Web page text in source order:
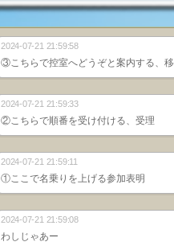
2024-07-21 21:59:58
③こちらで控室へどうぞと案内する、
2024-07-21 21:59:33
②こちらで順番を受け付ける、受理
2024-07-21 21:59:11
①ここで名乗りを上げる参加表明
2024-07-21 21:59:08
わしじゃあー